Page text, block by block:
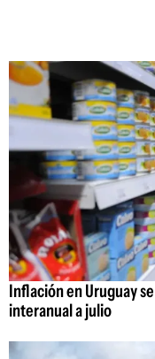
Inflación en Uruguay
interanual a julio